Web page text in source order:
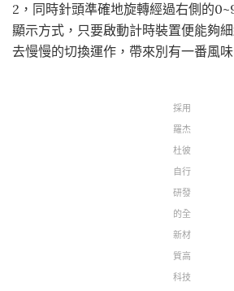
2，同時針頭準確地旋轉經過右側的
顯示方式，只要啟動計時裝置便能夠
去慢慢的切換運作，帶來別有一番風
採用
羅杰
杜彼
自行
研發
的全
新材
質高
科技